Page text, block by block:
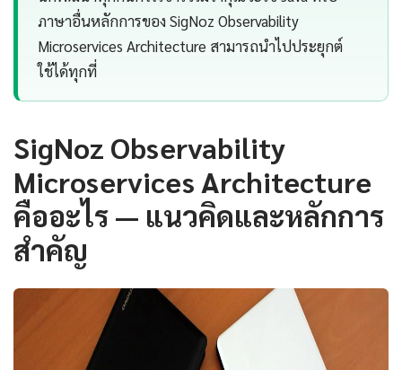
ภาษาอื่นหลักการของ SigNoz Observability
Microservices Architecture สามารถนำไปประยุกต์
ใช้ได้ทุกที่
SigNoz Observability
Microservices Architecture
คืออะไร — แนวคิดและหลักการ
สำคัญ